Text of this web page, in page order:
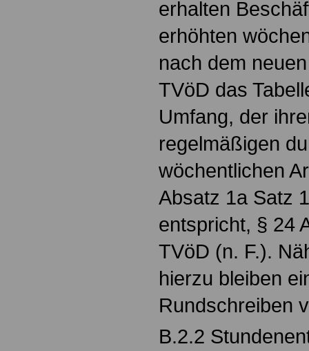
erhalten
erhöhten
nach dem
TVöD das
Umfang, der
regelmäßigen
wöchentlichen
Absatz 1a Satz
entspricht, § 24
TVöD (n. F.).
hierzu bleiben
Rundschreiben
B.2.2